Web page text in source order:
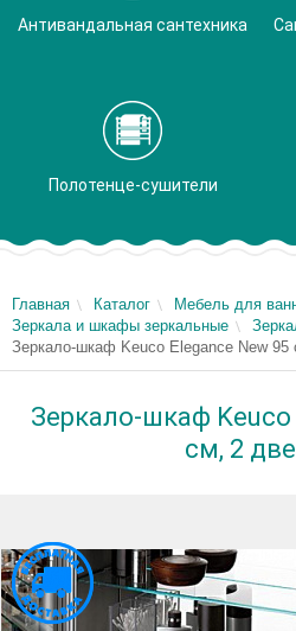
Антивандальная сантехника
Полотенце-сушители
Главная Каталог
Мебель для
Зеркала и шкафы зеркальные
Зеркало-шкаф Keuco Elegance New
Зеркало-шкаф Keuco
см, 2